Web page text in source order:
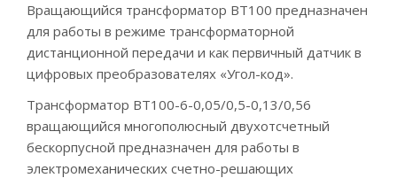
Вращающийся трансформатор ВТ100 предназначен
для работы в режиме трансформаторной
дистанционной передачи и как первичный датчик в
цифровых преобразователях «Угол-код».
Трансформатор ВТ100-6-0,05/0,5-0,13/0,56
вращающийся многополюсный двухотсчетный
бескорпусной предназначен для работы в
электромеханических счетно-решающих